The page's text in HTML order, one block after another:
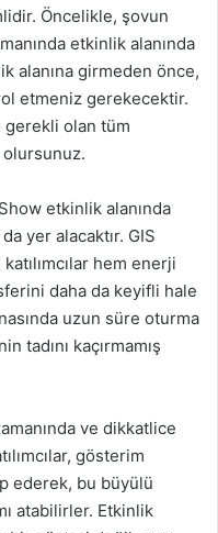
Öncelikle, şovun
etkinlik alanında
alanına girmeden önce,
etmeniz gerekecektir.
olan tüm
olursunuz.
etkinlik alanında
yer alacaktır. GIS
hem enerji
daha da keyifli hale
uzun süre oturma
tadını kaçırmamış
ve dikkatlice
gösterim
ederek, bu büyülü
atabilirler. Etkinlik